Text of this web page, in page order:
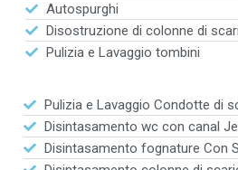
Autospurghi
Disostruzione di colonne di
Pulizia e Lavaggio tombini
Pulizia e Lavaggio Condotte di
Disintasamento wc con canal
Disintasamento fognature Con